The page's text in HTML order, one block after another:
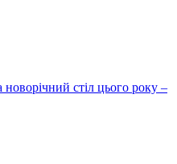
новорічний стіл цього року –